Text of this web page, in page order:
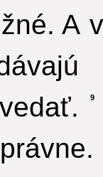
A
9